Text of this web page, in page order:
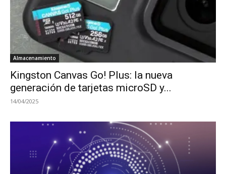
Almacenamiento
Kingston Canvas Go! Plus: la nueva
generación de tarjetas microSD y...
14/04/2025